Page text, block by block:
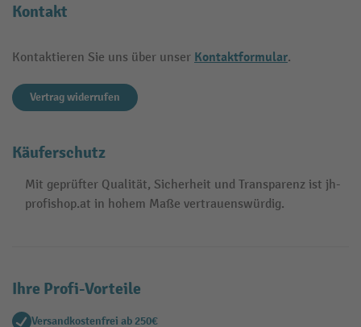
Kontakt
Kontaktieren Sie uns über unser Kontaktformular.
Vertrag widerrufen
Käuferschutz
Mit geprüfter Qualität, Sicherheit und Transparenz ist jh-
profishop.at in hohem Maße vertrauenswürdig.
Ihre Profi-Vorteile
Versandkostenfrei ab 250€